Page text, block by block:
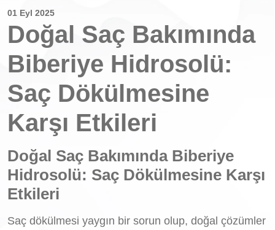
01 Eyl 2025
Doğal Saç Bakımında
Biberiye Hidrosolü:
Saç Dökülmesine
Karşı Etkileri
Doğal Saç Bakımında Biberiye
Hidrosolü: Saç Dökülmesine Karşı
Etkileri
Saç dökülmesi yaygın bir sorun olup, doğal çözümler